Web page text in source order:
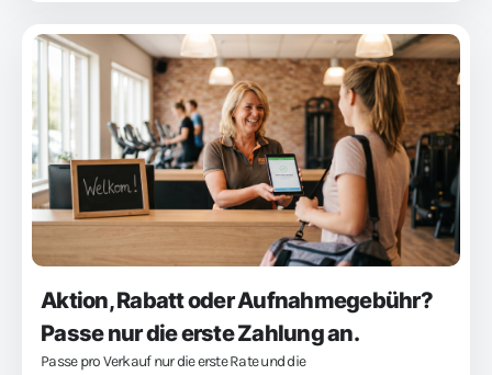
Aktion, Rabatt oder Aufnahmegebühr?
Passe nur die erste Zahlung an.
Passe pro Verkauf nur die erste Rate und die